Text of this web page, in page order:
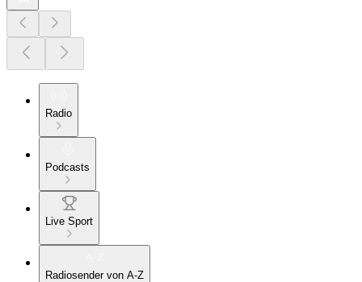
Radio
Podcasts
Live Sport
Radiosender von A-Z